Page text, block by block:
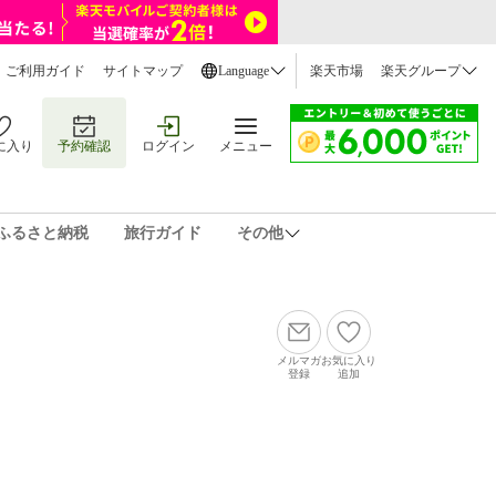
ご利用ガイド サイトマップ Language 楽天市場 楽天グループ
入り 予約確認 ログイン メニュー
るさと納税 旅行ガイド その他
メルマガ
登録
お気に入り
追加